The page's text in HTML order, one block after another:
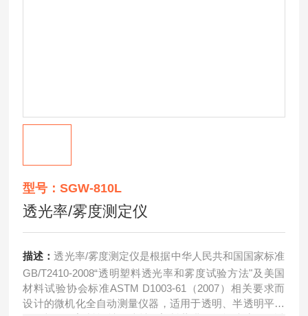
型号：SGW-810L
透光率/雾度测定仪
描述：透光率/雾度测定仪是根据中华人民共和国国家标准
GB/T2410-2008“透明塑料透光率和雾度试验方法"及美国
材料试验协会标准ASTM D1003-61（2007）相关要求而
设计的微机化全自动测量仪器，适用于透明、半透明平行